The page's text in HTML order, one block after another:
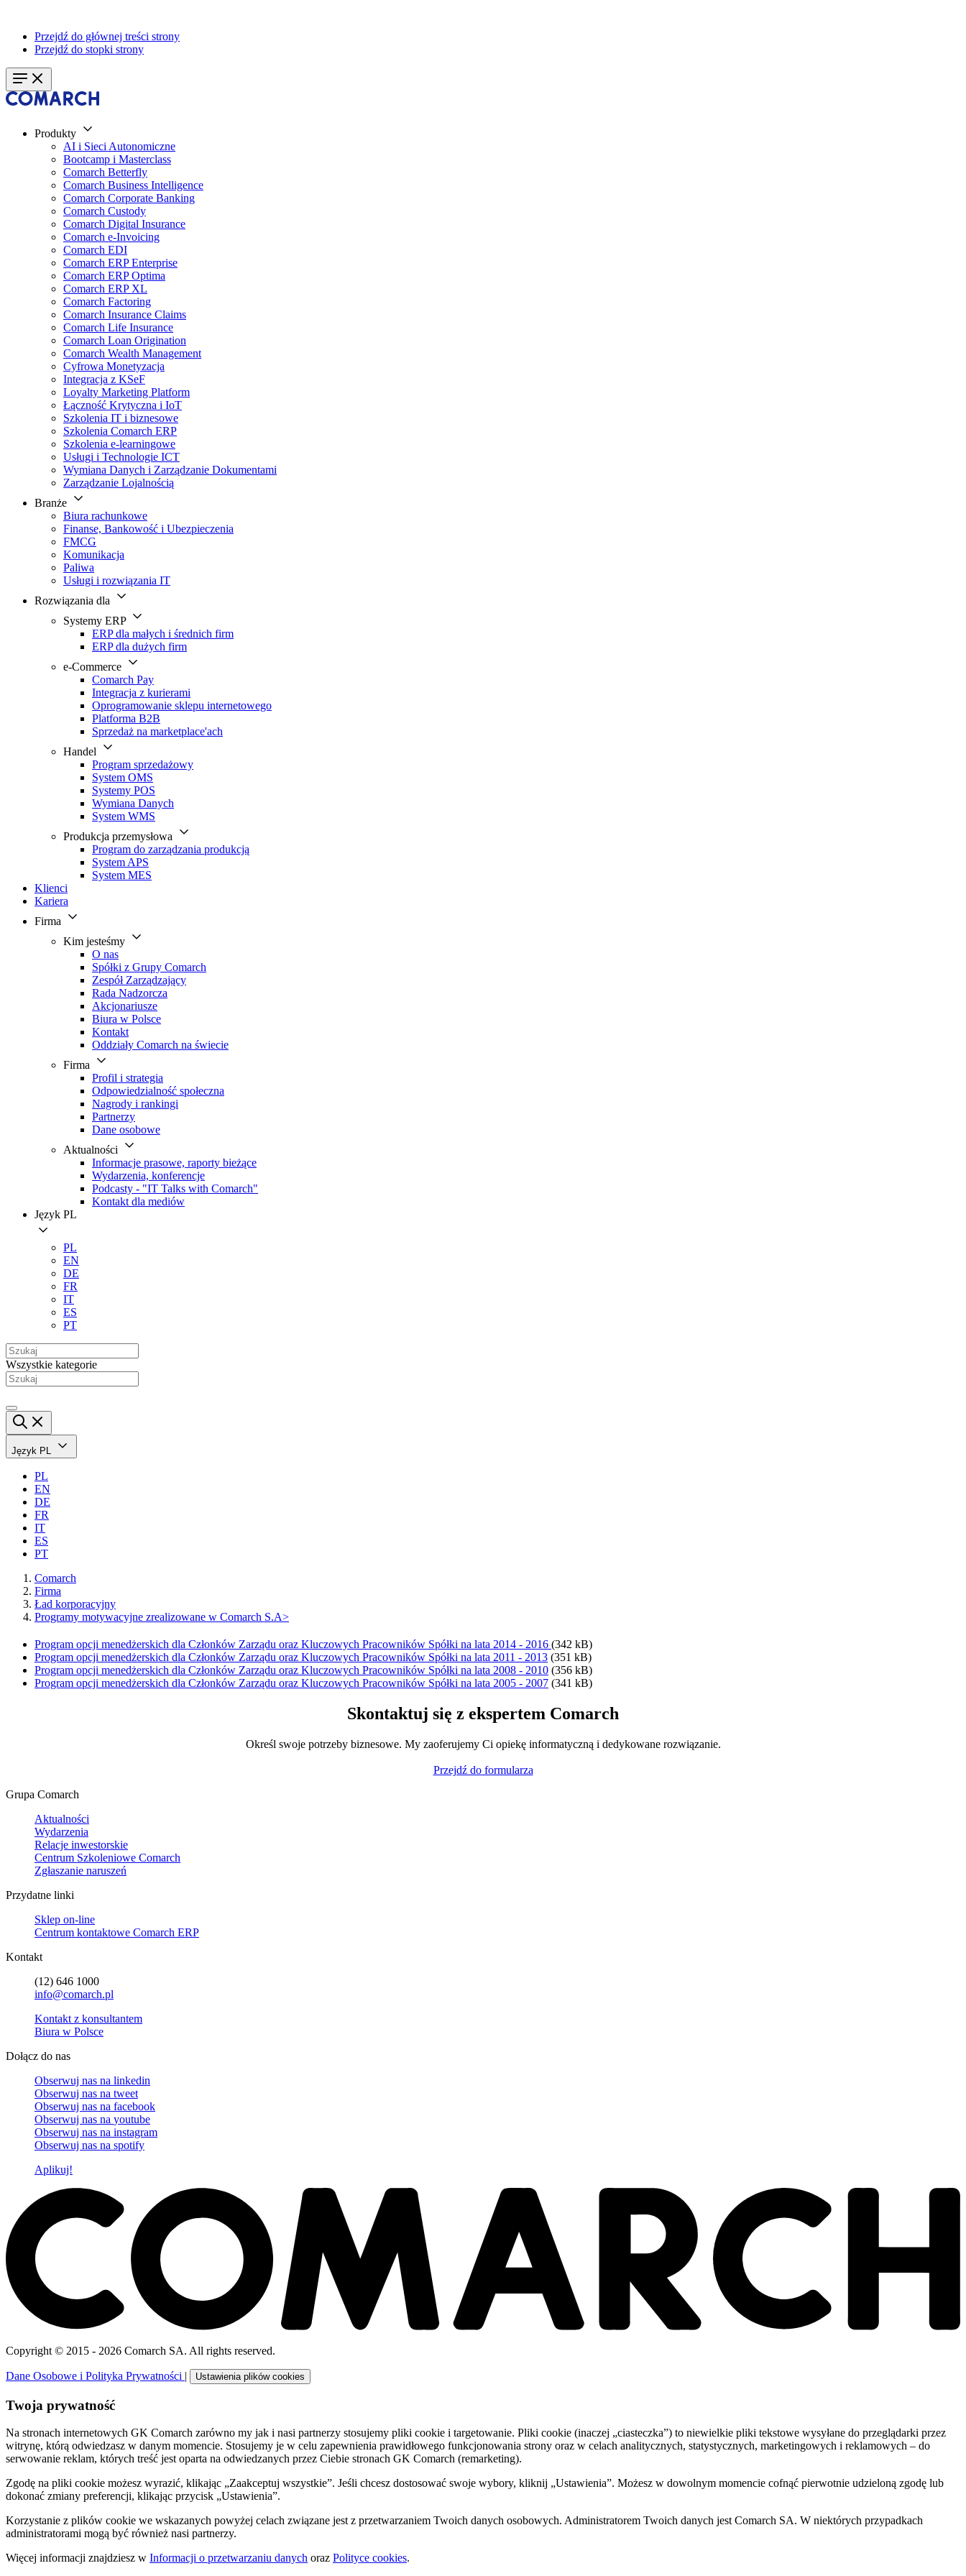
Przejdź do głównej treści strony
Przejdź do stopki strony
Produkty
AI i Sieci Autonomiczne
Bootcamp i Masterclass
Comarch Betterfly
Comarch Business Intelligence
Comarch Corporate Banking
Comarch Custody
Comarch Digital Insurance
Comarch e-Invoicing
Comarch EDI
Comarch ERP Enterprise
Comarch ERP Optima
Comarch ERP XL
Comarch Factoring
Comarch Insurance Claims
Comarch Life Insurance
Comarch Loan Origination
Comarch Wealth Management
Cyfrowa Monetyzacja
Integracja z KSeF
Loyalty Marketing Platform
Łączność Krytyczna i IoT
Szkolenia IT i biznesowe
Szkolenia Comarch ERP
Szkolenia e-learningowe
Usługi i Technologie ICT
Wymiana Danych i Zarządzanie Dokumentami
Zarządzanie Lojalnością
Branże
Biura rachunkowe
Finanse, Bankowość i Ubezpieczenia
FMCG
Komunikacja
Paliwa
Usługi i rozwiązania IT
Rozwiązania dla
Systemy ERP
ERP dla małych i średnich firm
ERP dla dużych firm
e-Commerce
Comarch Pay
Integracja z kurierami
Oprogramowanie sklepu internetowego
Platforma B2B
Sprzedaż na marketplace'ach
Handel
Program sprzedażowy
System OMS
Systemy POS
Wymiana Danych
System WMS
Produkcja przemysłowa
Program do zarządzania produkcją
System APS
System MES
Klienci
Kariera
Firma
Kim jesteśmy
O nas
Spółki z Grupy Comarch
Zespół Zarządzający
Rada Nadzorcza
Akcjonariusze
Biura w Polsce
Kontakt
Oddziały Comarch na świecie
Firma
Profil i strategia
Odpowiedzialność społeczna
Nagrody i rankingi
Partnerzy
Dane osobowe
Aktualności
Informacje prasowe, raporty bieżące
Wydarzenia, konferencje
Podcasty - "IT Talks with Comarch"
Kontakt dla mediów
Język PL
PL
EN
DE
FR
IT
ES
PT
Wszystkie kategorie
Język PL
PL
EN
DE
FR
IT
ES
PT
Comarch
Firma
Ład korporacyjny
Programy motywacyjne zrealizowane w Comarch S.A>
Program opcji menedżerskich dla Członków Zarządu oraz Kluczowych Pracowników Spółki na lata 2014 - 2016 (342 kB)
Program opcji menedżerskich dla Członków Zarządu oraz Kluczowych Pracowników Spółki na lata 2011 - 2013 (351 kB)
Program opcji menedżerskich dla Członków Zarządu oraz Kluczowych Pracowników Spółki na lata 2008 - 2010 (356 kB)
Program opcji menedżerskich dla Członków Zarządu oraz Kluczowych Pracowników Spółki na lata 2005 - 2007 (341 kB)
Skontaktuj się z ekspertem Comarch
Określ swoje potrzeby biznesowe. My zaoferujemy Ci opiekę informatyczną i dedykowane rozwiązanie.
Przejdź do formularza
Grupa Comarch
Aktualności
Wydarzenia
Relacje inwestorskie
Centrum Szkoleniowe Comarch
Zgłaszanie naruszeń
Przydatne linki
Sklep on-line
Centrum kontaktowe Comarch ERP
Kontakt
(12) 646 1000
info@comarch.pl
Kontakt z konsultantem
Biura w Polsce
Dołącz do nas
Obserwuj nas na linkedin
Obserwuj nas na tweet
Obserwuj nas na facebook
Obserwuj nas na youtube
Obserwuj nas na instagram
Obserwuj nas na spotify
Aplikuj!
Copyright © 2015 - 2026 Comarch SA. All rights reserved.
Dane Osobowe i Polityka Prywatności | Ustawienia plików cookies
Twoja prywatność
Na stronach internetowych GK Comarch zarówno my jak i nasi partnerzy stosujemy pliki cookie i targetowanie. Pliki cookie (inaczej „ciasteczka”) to niewielkie pliki tekstowe wysyłane do przeglądarki przez
witrynę, którą odwiedzasz w danym momencie. Stosujemy je w celu zapewnienia prawidłowego funkcjonowania strony oraz w celach analitycznych, statystycznych, marketingowych i reklamowych – do
serwowanie reklam, których treść jest oparta na odwiedzanych przez Ciebie stronach GK Comarch (remarketing).
Zgodę na pliki cookie możesz wyrazić, klikając „Zaakceptuj wszystkie”. Jeśli chcesz dostosować swoje wybory, kliknij „Ustawienia”. Możesz w dowolnym momencie cofnąć pierwotnie udzieloną zgodę lub
dokonać zmiany preferencji, klikając przycisk „Ustawienia”.
Korzystanie z plików cookie we wskazanych powyżej celach związane jest z przetwarzaniem Twoich danych osobowych. Administratorem Twoich danych jest Comarch SA. W niektórych przypadkach
administratorami mogą być również nasi partnerzy.
Więcej informacji znajdziesz w Informacji o przetwarzaniu danych oraz Polityce cookies.